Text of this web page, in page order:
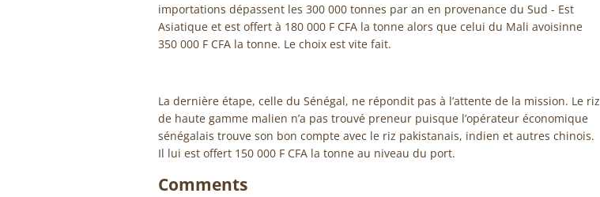
importations dépassent les 300 000 tonnes par an en provenance du Sud - Est
Asiatique et est offert à 180 000 F CFA la tonne alors que celui du Mali avoisinne
350 000 F CFA la tonne. Le choix est vite fait.
La dernière étape, celle du Sénégal, ne répondit pas à l’attente de la mission. Le riz
de haute gamme malien n’a pas trouvé preneur puisque l’opérateur économique
sénégalais trouve son bon compte avec le riz pakistanais, indien et autres chinois.
Il lui est offert 150 000 F CFA la tonne au niveau du port.
Comments